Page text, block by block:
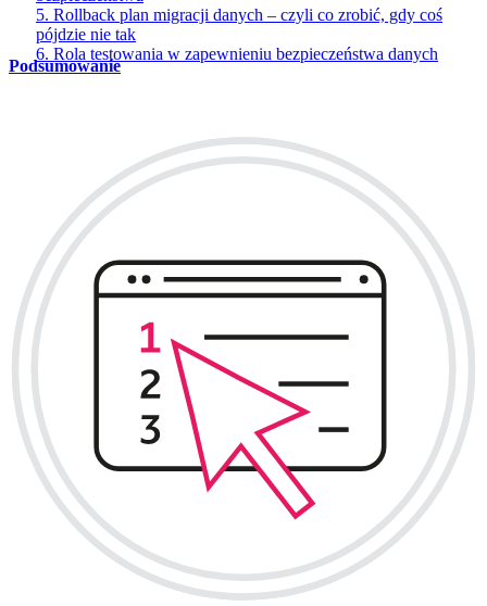
5. Rollback plan migracji danych – czyli co zrobić, gdy coś
pójdzie nie tak
6. Rola testowania w zapewnieniu bezpieczeństwa danych
Podsumowanie